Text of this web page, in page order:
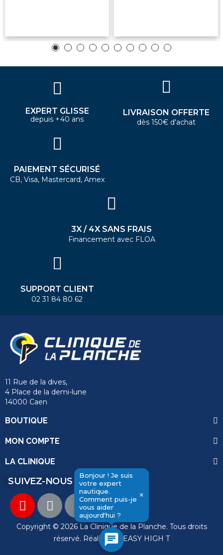
Bonjour ! Je suis
votre expert
nautique.
Comment puis-je
vous aider
aujourd'hui ?
×
chat
EXPERT GLISSE
depuis +40 ans
LIVRAISON OFFERTE
dès 150€ d'achat
PAIEMENT SÉCURISÉ
CB, Visa, Mastercard, Amex
3X / 4X SANS FRAIS
Financement avec FLOA
SUPPORT CLIENT
02 31 84 80 62
11 Rue de la dives,
4 Place de la demi-lune
14000 Caen
BOUTIQUE
MON COMPTE
LA CLINIQUE
SUIVEZ-NOUS
Copyright © 2026 La Clinique de la Planche. Tous droits
réservé. Réalisation EASY HIGH T